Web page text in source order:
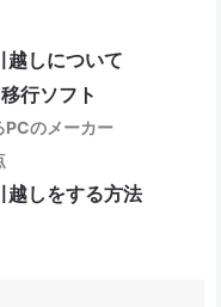
越しについて
行ソフト
のメーカー
越しをする方法